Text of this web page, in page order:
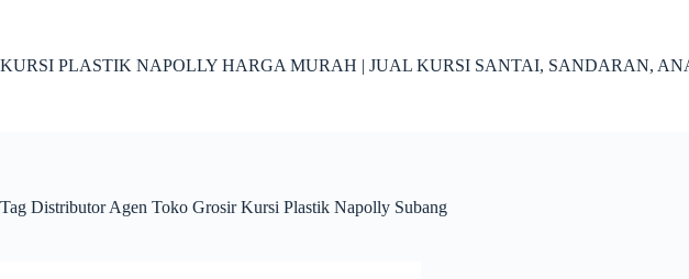
KURSI PLASTIK NAPOLLY HARGA MURAH | JUAL KURSI SANTAI, SANDARAN,
Tag Distributor Agen Toko Grosir Kursi Plastik Napolly Subang